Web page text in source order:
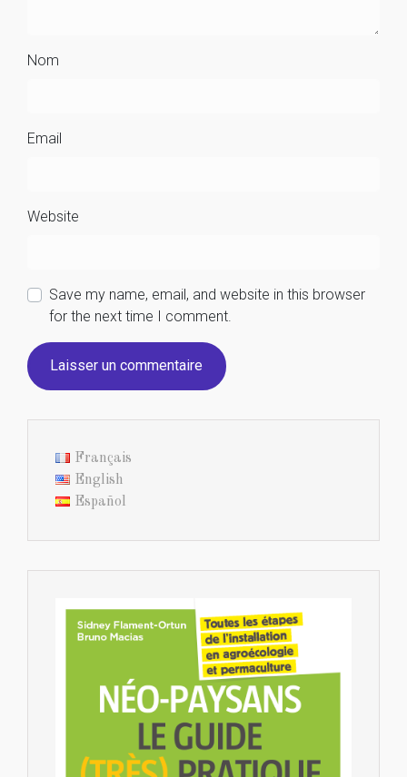
Nom
Email
Website
Save my name, email, and website in this browser
for the next time I comment.
Français
English
Español